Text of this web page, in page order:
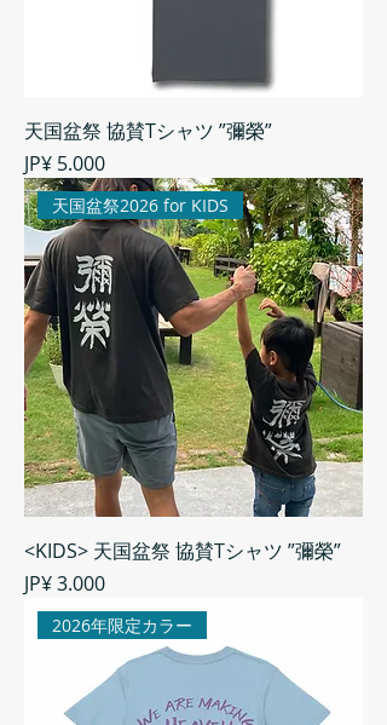
天国盆祭 協賛Tシャツ ”彌榮”
Preço
JP¥ 5.000
天国盆祭2026 for KIDS
<KIDS> 天国盆祭 協賛Tシャツ ”彌榮”
Preço
JP¥ 3.000
2026年限定カラー